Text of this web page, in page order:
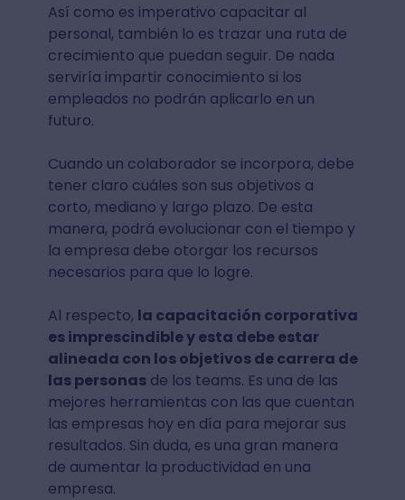
Así como es imperativo capacitar al
personal, también lo es trazar una ruta de
crecimiento que puedan seguir. De nada
serviría impartir conocimiento si los
empleados no podrán aplicarlo en un
futuro.
Cuando un colaborador se incorpora, debe
tener claro cuáles son sus objetivos a
corto, mediano y largo plazo. De esta
manera, podrá evolucionar con el tiempo y
la empresa debe otorgar los recursos
necesarios para que lo logre.
Al respecto, la capacitación corporativa
es imprescindible y esta debe estar
alineada con los objetivos de carrera de
las personasde los teams. Es una de las
mejores herramientas con las que cuentan
las empresas hoy en día para mejorar sus
resultados. Sin duda, es una gran manera
de aumentar la productividad en una
empresa.